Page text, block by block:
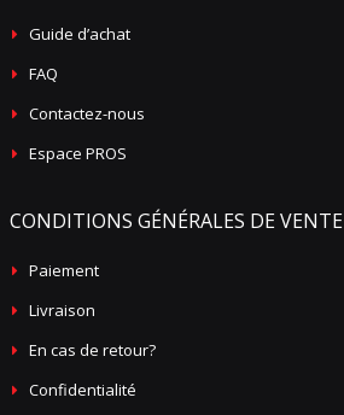
Guide d’achat
FAQ
Contactez-nous
Espace PROS
CONDITIONS GÉNÉRALES DE VENTE
Paiement
Livraison
En cas de retour?
Confidentialité